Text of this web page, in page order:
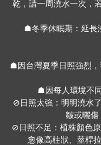
乾，請一周澆水一次，
☗冬季休眠期：延長
☗因台灣夏季日照強烈
☗因每人環境不
⊘日照太強：明明澆水
皺或曬傷
⊘日照不足：植株顏色
愈像高柱狀、莖桿